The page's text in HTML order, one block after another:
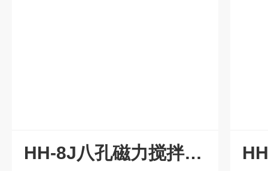
HH-8J八孔磁力搅拌水浴锅